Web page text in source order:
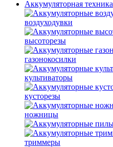
Аккумуляторная техника
воздуходувки
высоторезы
газонокосилки
культиваторы
кусторезы
ножницы
триммеры